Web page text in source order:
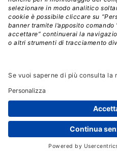
Modalità di acquisto
Diritto di
Termini e
© 2026 - La Tribuna S.r.l. |
Responsabile della
Viale Enrico Forlanini,